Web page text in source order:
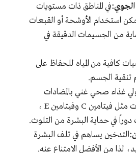
الجوي:في المناطق ذات مستويات
استخدام الأوشحة أو القبعات
من الجسيمات الدقيقة في
كافية من المياه للحفاظ على
تنقية الجسم.
غذاء صحي غني بالمضادات
مثل فيتامين C وفيتامينE ،
في حماية البشرة من التلوث.
التدخين يساهم في تلف البشرة
لذا من الأفضل الامتناع عنه.